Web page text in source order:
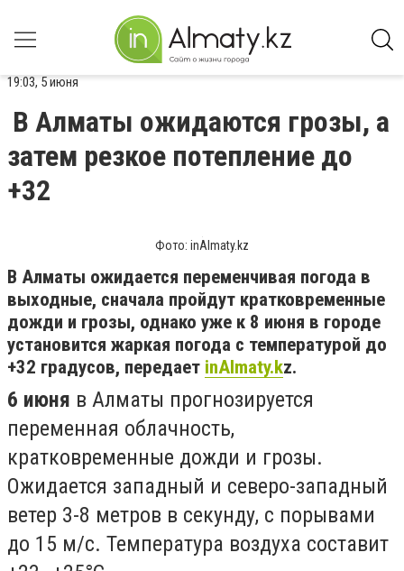
19:03, 5 июня
В Алматы ожидаются грозы, а
затем резкое потепление до
+32
Фото: inAlmaty.kz
В Алматы ожидается переменчивая погода в
выходные, сначала пройдут кратковременные
дожди и грозы, однако уже к 8 июня в городе
установится жаркая погода с температурой до
+32 градусов, передает inAlmaty.kz.
6 июня в Алматы прогнозируется
переменная облачность,
кратковременные дожди и грозы.
Ожидается западный и северо-западный
ветер 3-8 метров в секунду, с порывами
до 15 м/с. Температура воздуха составит